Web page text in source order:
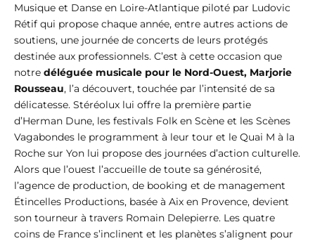
Musique et Danse en Loire-Atlantique piloté par Ludovic
Rétif qui propose chaque année, entre autres actions de
soutiens, une journée de concerts de leurs protégés
destinée aux professionnels. C’est à cette occasion que
notre déléguée musicale pour le Nord-Ouest, Marjorie
Rousseau, l’a découvert, touchée par l’intensité de sa
délicatesse. Stéréolux lui offre la première partie
d’Herman Dune, les festivals Folk en Scène et les Scènes
Vagabondes le programment à leur tour et le Quai M à la
Roche sur Yon lui propose des journées d’action culturelle.
Alors que l’ouest l’accueille de toute sa générosité,
l’agence de production, de booking et de management
Étincelles Productions, basée à Aix en Provence, devient
son tourneur à travers Romain Delepierre. Les quatre
coins de France s’inclinent et les planètes s’alignent pour